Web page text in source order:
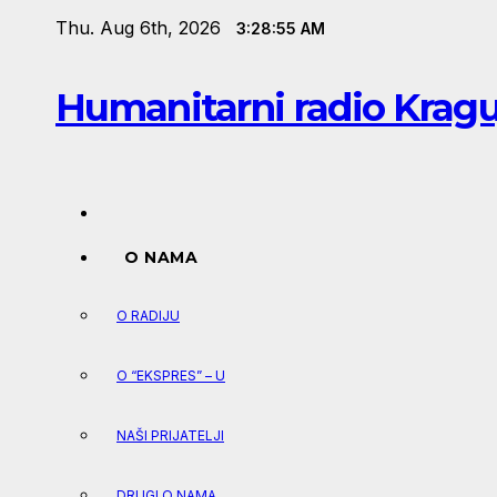
Thu. Aug 6th, 2026 3:28:56 AM
Humanitarni radio
O NAMA
O RADIJU
O “EKSPRES” – U
NAŠI PRIJATELJI